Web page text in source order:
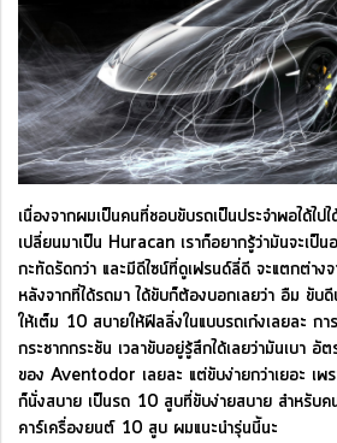
เนื่องจากผมเป็นคนที่ชอบขับรถเป็นประจำพอได้ไ
เปลี่ยนมาเป็น Huracan เราก็อยากรู้ว่ามันจะเป็น
กะทัดรัดกว่า และมีดีไซน์ที่ดูเฟรนด์ลี่ดี จะแตกต่า
หลังจากที่ได้รถมา ได้ขับก็ต้องบอกเลยว่า อืม ขับ
ให้เต็ม 10 สบายให้ฟีลลิ่งในแบบรถเก๋งเลยละ ก
กระชากกระชัน เวลาขับอยู่รู้สึกได้เลยว่ามันเบา อั
ของ Aventodor เลยละ แต่ขับง่ายกว่าเยอะ เพร
ก็นั่งสบาย เป็นรถ 10 สูบที่ขับง่ายสบาย สำหรับค
คาร์เครื่องยนต์ 10 สูบ ผมแนะนำรุ่นนี้นะ